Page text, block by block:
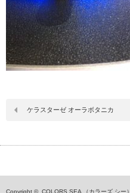
ケラスターゼ オーラボタニカ
Copyright © COLORS SEA （カラーズ シー）